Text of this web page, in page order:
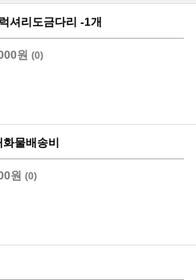
셔리도금다리 -1개
원 (0)
물배송비
원 (0)